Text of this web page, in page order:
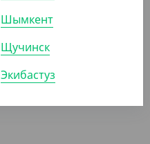
Шымкент
Щучинск
Экибастуз